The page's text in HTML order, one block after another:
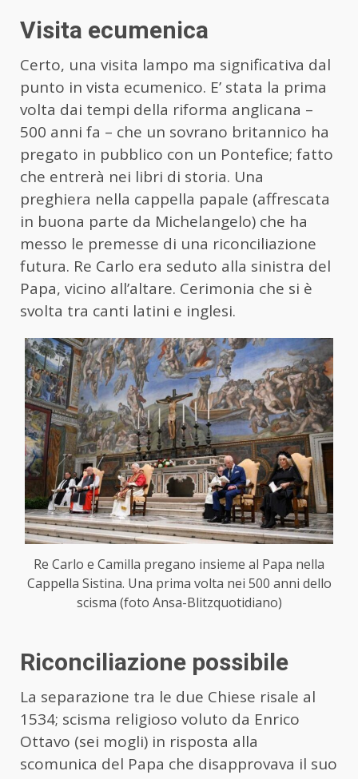
Visita ecumenica
Certo, una visita lampo ma significativa dal
punto in vista ecumenico. E’ stata la prima
volta dai tempi della riforma anglicana –
500 anni fa – che un sovrano britannico ha
pregato in pubblico con un Pontefice; fatto
che entrerà nei libri di storia. Una
preghiera nella cappella papale (affrescata
in buona parte da Michelangelo) che ha
messo le premesse di una riconciliazione
futura. Re Carlo era seduto alla sinistra del
Papa, vicino all’altare. Cerimonia che si è
svolta tra canti latini e inglesi.
Re Carlo e Camilla pregano insieme al Papa nella
Cappella Sistina. Una prima volta nei 500 anni dello
scisma (foto Ansa-Blitzquotidiano)
Riconciliazione possibile
La separazione tra le due Chiese risale al
1534; scisma religioso voluto da Enrico
Ottavo (sei mogli) in risposta alla
scomunica del Papa che disapprovava il suo